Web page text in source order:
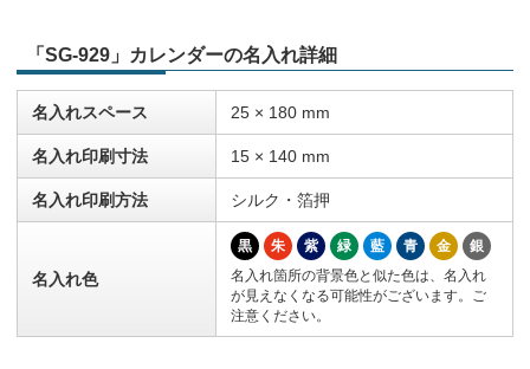
「SG-929」カレンダーの名入れ詳細
名入れスペース 25 × 180 mm
名入れ印刷寸法 15 × 140 mm
名入れ印刷方法 シルク・箔押
名入れ色
黒 朱 紫 緑 藍 青 金
銀
名入れ箇所の背景色と似た色は、名入れ
が見えなくなる可能性がございます。ご
注意ください。